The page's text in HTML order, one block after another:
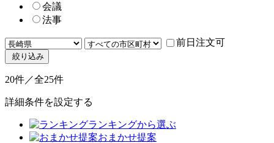
会議
法事
前日注文可
絞り込み
20件／全25件
詳細条件を設定する
ランキングから選ぶ
おまかせ提案